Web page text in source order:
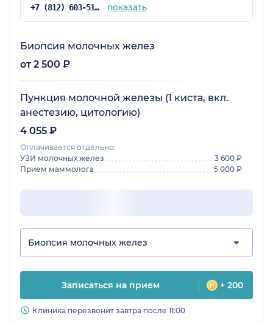
приду и в следующем году сюда!
+7 (812) 603-51-60 показать
Биопсия молочных желез
от 2 500 ₽
Пункция молочной железы (1 киста, вкл.
анестезию, цитологию)
4 055 ₽
Оплачивается отдельно:
УЗИ молочных желез
3 600 ₽
Прием маммолога
5 000 ₽
Биопсия молочных желез
Записаться на прием + 200
Клиника перезвонит завтра после 11:00